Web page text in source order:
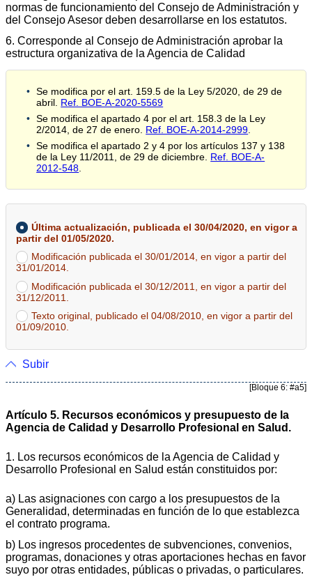
normas de funcionamiento del Consejo de Administración y
del Consejo Asesor deben desarrollarse en los estatutos.
6. Corresponde al Consejo de Administración aprobar la
estructura organizativa de la Agencia de Calidad
Se modifica por el art. 159.5 de la Ley 5/2020, de 29 de
abril. Ref. BOE-A-2020-5569
Se modifica el apartado 4 por el art. 158.3 de la Ley
2/2014, de 27 de enero. Ref. BOE-A-2014-2999
Se modifica el apartado 2 y 4 por los artículos 137 y 138
de la Ley 11/2011, de 29 de diciembre. Ref. BOE-A-
2012-548
Última actualización, publicada el 30/04/2020, en vigor a
partir del 01/05/2020.
Modificación publicada el 30/01/2014, en vigor a partir del
31/01/2014.
Modificación publicada el 30/12/2011, en vigor a partir del
31/12/2011.
Texto original, publicado el 04/08/2010, en vigor a partir del
01/09/2010.
Subir
[Bloque 6: #a5]
Artículo 5. Recursos económicos y presupuesto de la
Agencia de Calidad y Desarrollo Profesional en Salud.
1. Los recursos económicos de la Agencia de Calidad y
Desarrollo Profesional en Salud están constituidos por:
a) Las asignaciones con cargo a los presupuestos de la
Generalidad, determinadas en función de lo que establezca
el contrato programa.
b) Los ingresos procedentes de subvenciones, convenios,
programas, donaciones y otras aportaciones hechas en favor
suyo por otras entidades, públicas o privadas, o particulares.